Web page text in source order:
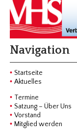
Navigation
Startseite
Aktuelles
Termine
Satzung – Über Uns
Vorstand
Mitglied werden